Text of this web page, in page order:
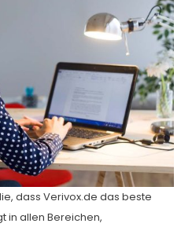
dass Verivox.de das beste
in allen Bereichen,